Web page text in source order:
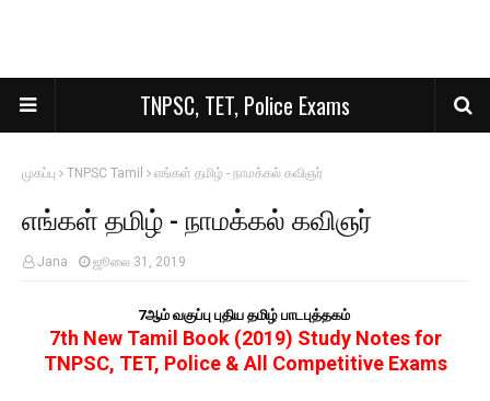
TNPSC, TET, Police Exams
முகப்பு TNPSC Tamil எங்கள் தமிழ் - நாமக்கல் கவிஞர்
எங்கள் தமிழ் - நாமக்கல் கவிஞர்
Jana ஜூலை 31, 2019
7ஆம் வகுப்பு புதிய தமிழ் பாடபுத்தகம்
7th New Tamil Book (2019) Study Notes for
TNPSC, TET, Police & All Competitive Exams